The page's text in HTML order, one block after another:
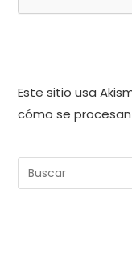
Este sitio usa
cómo se